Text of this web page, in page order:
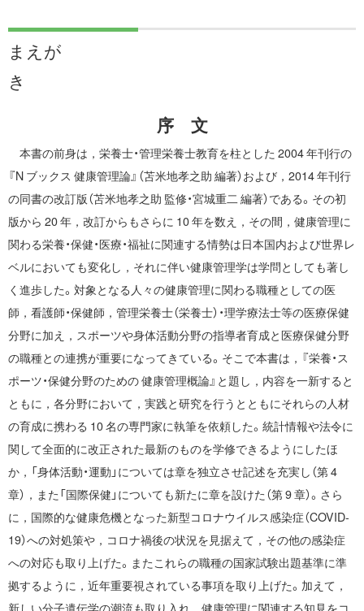
まえが
き
序 文
本書の前身は，栄養士・管理栄養士教育を柱とした 2004 年刊行の
『N ブックス 健康管理論』（苫米地孝之助 編著）および，2014 年刊行
の同書の改訂版（苫米地孝之助 監修・宮城重二 編著）である。その初
版から 20 年，改訂からもさらに 10 年を数え，その間，健康管理に
関わる栄養・保健・医療・福祉に関連する情勢は日本国内および世界レ
ベルにおいても変化し，それに伴い健康管理学は学問としても著し
く進歩した。対象となる人々の健康管理に関わる職種としての医
師，看護師・保健師，管理栄養士（栄養士）・理学療法士等の医療保健
分野に加え，スポーツや身体活動分野の指導者育成と医療保健分野
の職種との連携が重要になってきている。そこで本書は，『栄養・ス
ポーツ・保健分野のための 健康管理概論』と題し，内容を一新すると
ともに，各分野において，実践と研究を行うとともにそれらの人材
の育成に携わる 10 名の専門家に執筆を依頼した。統計情報や法令に
関して全面的に改正された最新のものを学修できるようにしたほ
か，「身体活動・運動」については章を独立させ記述を充実し（第 4
章），また「国際保健」についても新たに章を設けた（第 9 章）。さら
に，国際的な健康危機となった新型コロナウイルス感染症（COVID-
19）への対処策や，コロナ禍後の状況を見据えて，その他の感染症
への対応も取り上げた。またこれらの職種の国家試験出題基準に準
拠するように，近年重要視されている事項を取り上げた。加えて，